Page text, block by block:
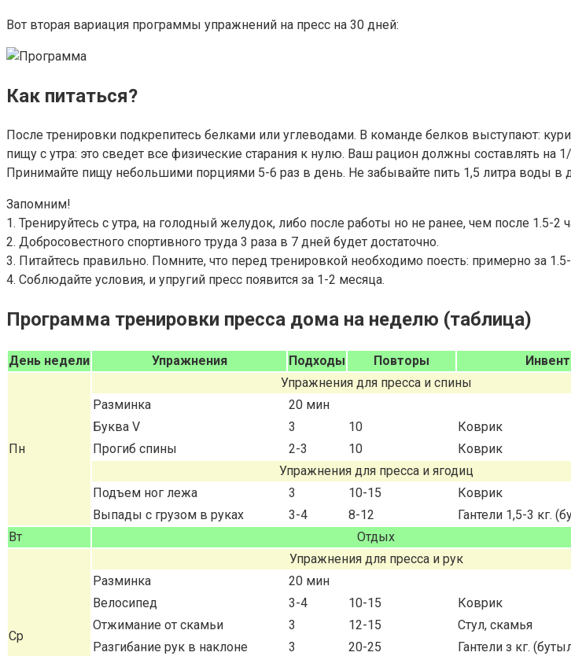
Вот вторая вариация программы упражнений на пресс на 30 дней:
Как питаться?
После тренировки подкрепитесь белками или углеводами. В команде белков выступают:
пищу с утра: это сведет все физические старания к нулю. Ваш рацион должны составлять на
Принимайте пищу небольшими порциями 5-6 раз в день. Не забывайте пить 1,5 литра воды в
Запомним!
1. Тренируйтесь с утра, на голодный желудок, либо после работы но не ранее, чем после 1.5-2
2. Добросовестного спортивного труда 3 раза в 7 дней будет достаточно.
3. Питайтесь правильно. Помните, что перед тренировкой необходимо поесть: примерно за 1.5-
4. Соблюдайте условия, и упругий пресс появится за 1-2 месяца.
Программа тренировки пресса дома на неделю (таблица)
День недели Упражнения Подходы Повторы
Пн
Упражнения для пресса и спины
Разминка
20 мин
Буква V
3 10
Коврик
Прогиб спины
2-3 10
Коврик
Упражнения для пресса и ягодиц
Подъем ног лежа
3 10-15
Коврик
Выпады с грузом в руках
3-4 8-12
Гантели 1,5-3 кг.
Вт
Отдых
Ср
Упражнения для пресса и рук
Разминка
20 мин
Велосипед
3-4 10-15
Коврик
Отжимание от скамьи
3 12-15
Стул, скамья
Разгибание рук в наклоне
3 20-25
Гантели з кг.